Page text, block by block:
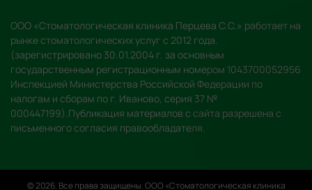
ООО «Стоматологическая клиника Перцева С.С.» работает на
рынке стоматологических услуг с 2012 года.
(зарегистрировано 30.01.2004 г. за основным
государственным регистрационным номером 1043700052956
Инспекцией Министерства Российской Федерации по
налогам и сборам по г. Иваново, серия 37 №
000447199).Публикация материалов с сайта разрешена с
письменного согласия правообладателя.
© 2026. Все права защищены. ООО «Стоматологическая клиника